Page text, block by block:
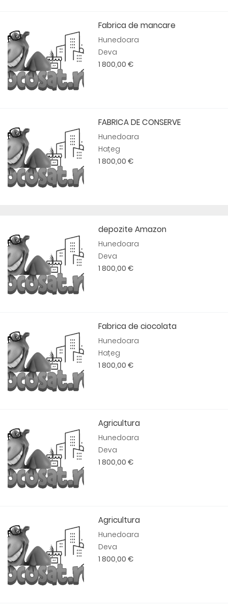
Fabrica de mancare
Hunedoara
Deva
1 800,00 €
FABRICA DE CONSERVE
Hunedoara
Hațeg
1 800,00 €
depozite Amazon
Hunedoara
Deva
1 800,00 €
Fabrica de ciocolata
Hunedoara
Hațeg
1 800,00 €
Agricultura
Hunedoara
Deva
1 800,00 €
Agricultura
Hunedoara
Deva
1 800,00 €